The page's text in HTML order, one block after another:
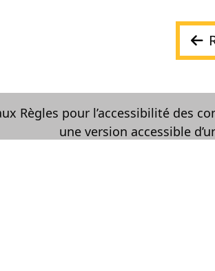
Règles pour l’accessibilité des
une version accessible